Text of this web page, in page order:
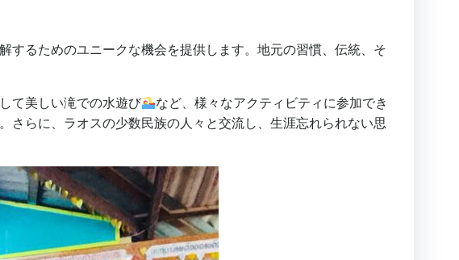
するためのユニークな機会を提供します。地元の習慣、伝統、そ
て美しい滝での水遊び
など、様々なアクティビティに参加でき
さらに、ラオスの少数民族の人々と交流し、生涯忘れられない思